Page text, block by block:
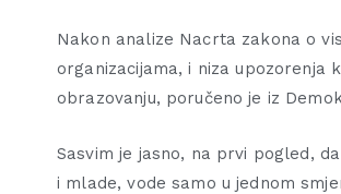
Nakon analize Nacrta zakona o
organizacijama, i niza upozorenja
obrazovanju, poručeno je iz
Sasvim je jasno, na prvi pogled,
i mlade, vode samo u jednom